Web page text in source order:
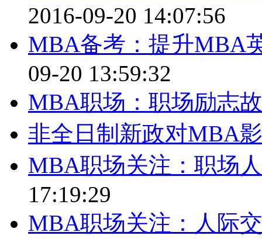
2016-09-20 14:07:56
MBA备考：提升MBA
09-20 13:59:32
MBA职场：职场励志
非全日制新政对MBA
MBA职场关注：职场
17:19:29
MBA职场关注：人际